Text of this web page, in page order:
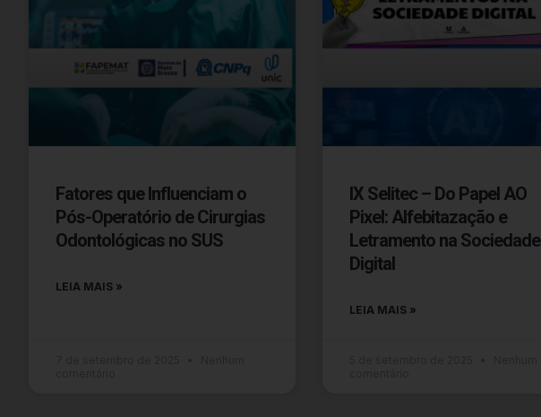
Fatores que Influenciam o
Pós-Operatório de Cirurgias
Odontológicas no SUS
LEIA MAIS »
IX Selitec – Do Papel AO
Pixel: Alfebitazação e
Letramento na Sociedade
Digital
LEIA MAIS »